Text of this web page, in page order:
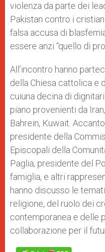
violenza da parte dei
Pakistan contro i
falsa accusa di
essere anzi “quello di
All’incontro hanno
della Chiesa cattolica e
cuiuna decina di
piano provenienti da
Bahrein, Kuwait.
presidente della
Episcopali della
Paglia, presidente del
famiglia, e altri
hanno discusso le
religione, del ruolo dei
contemporanea e delle
collaborazione per il